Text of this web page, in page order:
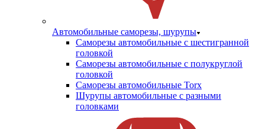
Автомобильные саморезы, шурупы
Саморезы автомобильные с шестигранной
головкой
Саморезы автомобильные с полукруглой
головкой
Саморезы автомобильные Torx
Шурупы автомобильные с разными
головками